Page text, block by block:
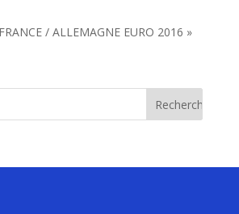
/ ALLEMAGNE EURO 2016 »